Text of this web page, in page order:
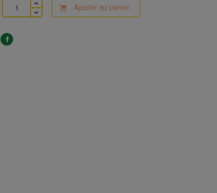
 Ajouter au panier